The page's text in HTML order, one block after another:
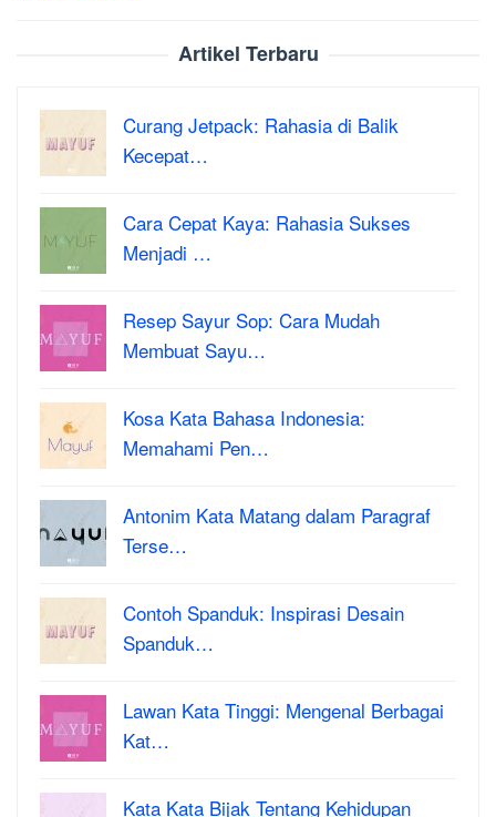
Artikel Terbaru
Curang Jetpack: Rahasia di Balik
Kecepat…
Cara Cepat Kaya: Rahasia Sukses
Menjadi …
Resep Sayur Sop: Cara Mudah
Membuat Sayu…
Kosa Kata Bahasa Indonesia:
Memahami Pen…
Antonim Kata Matang dalam Paragraf
Terse…
Contoh Spanduk: Inspirasi Desain
Spanduk…
Lawan Kata Tinggi: Mengenal Berbagai
Kat…
Kata Kata Bijak Tentang Kehidupan